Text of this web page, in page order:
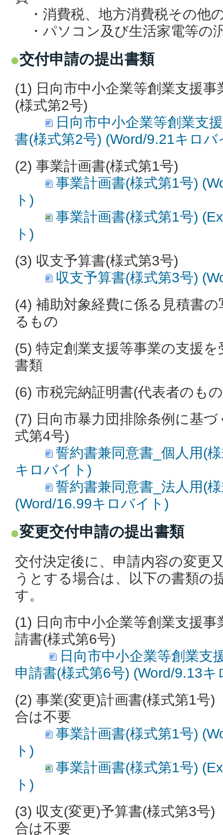
・消費税、地方消費税その他
・パソコン及び生活家電等の
交付申請の提出書類
(1) 日向市中小企業等創業支援事
(様式第2号)
日向市中小企業等創業支
書(様式第2号) (Word/9.21キロバ
(2) 事業計画書(様式第1号)
事業計画書(様式第1号)
ト)
事業計画書(様式第1号)
ト)
(3) 収支予算書(様式第3号)
収支予算書(様式第3号)
(4) 補助対象経費に係る見積書
るもの
(5) 特定創業支援等事業の支援
書類
(6) 市税完納証明書(代表者のも
(7) 日向市暴力団排除条例に基
式第4号)
誓約書兼同意書_個人用(
キロバイト)
誓約書兼同意書_法人用(
(Word/16.99キロバイト)
変更交付申請の提出書類
交付決定後に、申請内容の変更
うとする場合は、以下の書類の
す。
(1) 日向市中小企業等創業支援事
請書(様式第6号)
日向市中小企業等創業支
申請書(様式第6号) (Word/9.13キ
(2) 事業(変更)計画書(様式第1
合は不要
事業計画書(様式第1号)
ト)
事業計画書(様式第1号)
ト)
(3) 収支(変更)予算書(様式第3号)
合は不要